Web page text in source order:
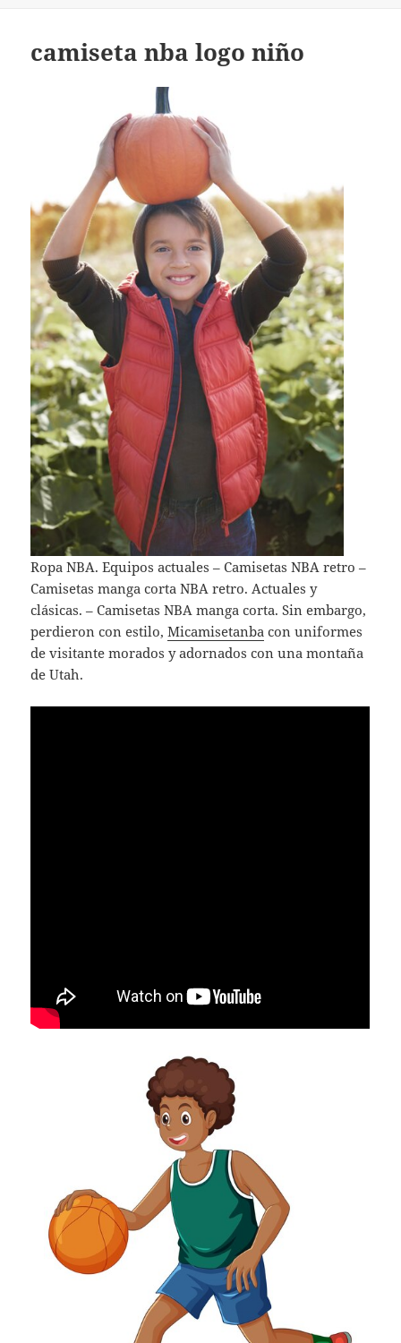
camiseta nba logo niño
Ropa NBA. Equipos actuales – Camisetas NBA retro –
Camisetas manga corta NBA retro. Actuales y
clásicas. – Camisetas NBA manga corta. Sin embargo,
perdieron con estilo,Micamisetanba con uniformes
de visitante morados y adornados con una montaña
de Utah.